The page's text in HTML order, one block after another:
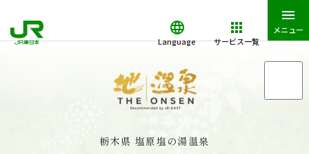
Language サービス一覧
メニュー
「地・温泉」が特別な理由
栃木県 塩原塩の湯温泉